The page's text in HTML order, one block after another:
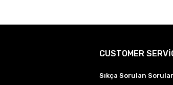
CUSTOMER
Sıkça Sorulan Sorular